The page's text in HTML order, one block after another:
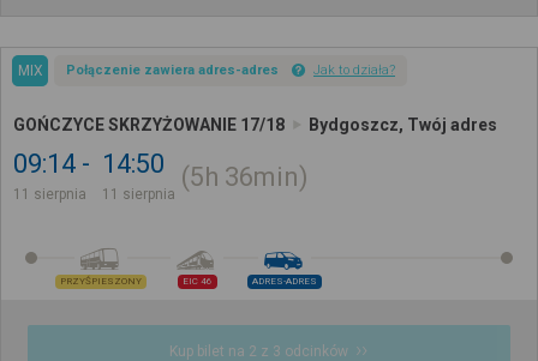
MIX Połączenie zawiera adres-adres Jak to działa?
GOŃCZYCE SKRZYŻOWANIE 17/18 Bydgoszcz, Twój adres
09:14
11 sierpnia
14:50
11 sierpnia
5h 36min
PRZYŚPIESZONY EIC 46 ADRES-ADRES
Kup bilet na 2 z 3 odcinków